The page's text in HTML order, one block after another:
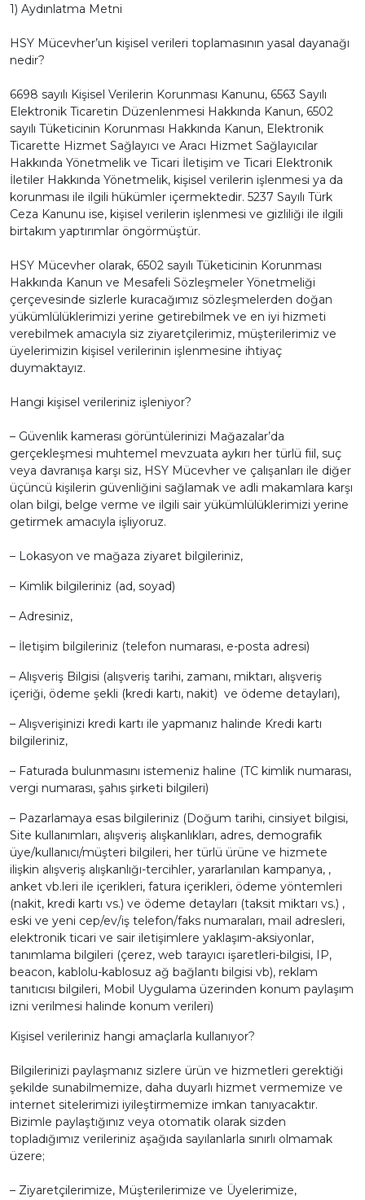
1) Aydınlatma Metni
HSY Mücevher’un kişisel verileri toplamasının yasal dayanağı
nedir?
6698 sayılı Kişisel Verilerin Korunması Kanunu, 6563 Sayılı
Elektronik Ticaretin Düzenlenmesi Hakkında Kanun, 6502
sayılı Tüketicinin Korunması Hakkında Kanun, Elektronik
Ticarette Hizmet Sağlayıcı ve Aracı Hizmet Sağlayıcılar
Hakkında Yönetmelik ve Ticari İletişim ve Ticari Elektronik
İletiler Hakkında Yönetmelik, kişisel verilerin işlenmesi ya da
korunması ile ilgili hükümler içermektedir. 5237 Sayılı Türk
Ceza Kanunu ise, kişisel verilerin işlenmesi ve gizliliği ile ilgili
birtakım yaptırımlar öngörmüştür.
HSY Mücevher olarak, 6502 sayılı Tüketicinin Korunması
Hakkında Kanun ve Mesafeli Sözleşmeler Yönetmeliği
çerçevesinde sizlerle kuracağımız sözleşmelerden doğan
yükümlülüklerimizi yerine getirebilmek ve en iyi hizmeti
verebilmek amacıyla siz ziyaretçilerimiz, müşterilerimiz ve
üyelerimizin kişisel verilerinin işlenmesine ihtiyaç
duymaktayız.
Hangi kişisel verileriniz işleniyor?
– Güvenlik kamerası görüntülerinizi Mağazalar’da
gerçekleşmesi muhtemel mevzuata aykırı her türlü fiil, suç
veya davranışa karşı siz, HSY Mücevher ve çalışanları ile diğer
üçüncü kişilerin güvenliğini sağlamak ve adli makamlara karşı
olan bilgi, belge verme ve ilgili sair yükümlülüklerimizi yerine
getirmek amacıyla işliyoruz.
– Lokasyon ve mağaza ziyaret bilgileriniz,
– Kimlik bilgileriniz (ad, soyad)
– Adresiniz,
– İletişim bilgileriniz (telefon numarası, e-posta adresi)
– Alışveriş Bilgisi (alışveriş tarihi, zamanı, miktarı, alışveriş
içeriği, ödeme şekli (kredi kartı, nakit) ve ödeme detayları),
– Alışverişinizi kredi kartı ile yapmanız halinde Kredi kartı
bilgileriniz,
– Faturada bulunmasını istemeniz haline (TC kimlik numarası,
vergi numarası, şahıs şirketi bilgileri)
– Pazarlamaya esas bilgileriniz (Doğum tarihi, cinsiyet bilgisi,
Site kullanımları, alışveriş alışkanlıkları, adres, demografik
üye/kullanıcı/müşteri bilgileri, her türlü ürüne ve hizmete
ilişkin alışveriş alışkanlığı-tercihler, yararlanılan kampanya, ,
anket vb.leri ile içerikleri, fatura içerikleri, ödeme yöntemleri
(nakit, kredi kartı vs.) ve ödeme detayları (taksit miktarı vs.) ,
eski ve yeni cep/ev/iş telefon/faks numaraları, mail adresleri,
elektronik ticari ve sair iletişimlere yaklaşım-aksiyonlar,
tanımlama bilgileri (çerez, web tarayıcı işaretleri-bilgisi, IP,
beacon, kablolu-kablosuz ağ bağlantı bilgisi vb), reklam
tanıtıcısı bilgileri, Mobil Uygulama üzerinden konum paylaşım
izni verilmesi halinde konum verileri)
Kişisel verileriniz hangi amaçlarla kullanıyor?
Bilgilerinizi paylaşmanız sizlere ürün ve hizmetleri gerektiği
şekilde sunabilmemize, daha duyarlı hizmet vermemize ve
internet sitelerimizi iyileştirmemize imkan tanıyacaktır.
Bizimle paylaştığınız veya otomatik olarak sizden
topladığımız verileriniz aşağıda sayılanlarla sınırlı olmamak
üzere;
– Ziyaretçilerimize, Müşterilerimize ve Üyelerimize,